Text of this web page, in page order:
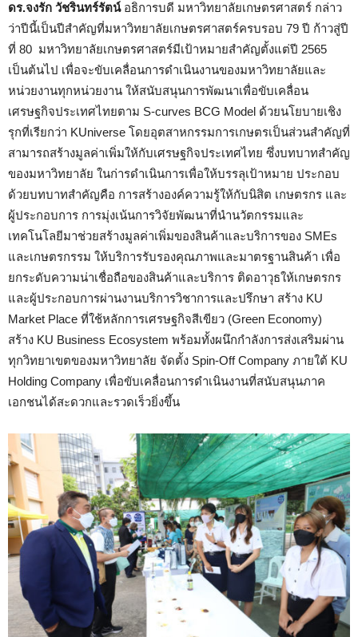
ดร.จงรัก วัชรินทร์รัตน์อธิการบดี มหาวิทยาลัยเกษตรศาสตร์ กล่าว
ว่าปีนี้เป็นปีสำคัญที่มหาวิทยาลัยเกษตรศาสตร์ครบรอบ 79 ปี ก้าวสู่ปี
ที่ 80 มหาวิทยาลัยเกษตรศาสตร์มีเป้าหมายสำคัญตั้งแต่ปี 2565
เป็นต้นไป เพื่อจะขับเคลื่อนการดำเนินงานของมหาวิทยาลัยและ
หน่วยงานทุกหน่วยงาน ให้สนับสนุนการพัฒนาเพื่อขับเคลื่อน
เศรษฐกิจประเทศไทยตาม S-curves BCG Model ด้วยนโยบายเชิง
รุกที่เรียกว่า KUniverse โดยอุตสาหกรรมการเกษตรเป็นส่วนสำคัญที่
สามารถสร้างมูลค่าเพิ่มให้กับเศรษฐกิจประเทศไทย ซึ่งบทบาทสำคัญ
ของมหาวิทยาลัย ในก่ารดำเนินการเพื่อให้บรรลุเป้าหมาย ประกอบ
ด้วยบทบาทสำคัญคือ การสร้างองค์ความรู้ให้กับนิสิต เกษตรกร และ
ผู้ประกอบการ การมุ่งเน้นการวิจัยพัฒนาที่นำนวัตกรรมและ
เทคโนโลยีมาช่วยสร้างมูลค่าเพิ่มของสินค้าและบริการของ SMEs
และเกษตรกรรม ให้บริการรับรองคุณภาพและมาตรฐานสินค้า เพื่อ
ยกระดับความน่าเชื่อถือของสินค้าและบริการ ติดอาวุธให้เกษตรกร
และผู้ประกอบการผ่านงานบริการวิชาการและปรึกษา สร้าง KU
Market Place ที่ใช้หลักการเศรษฐกิจสีเขียว (Green Economy)
สร้าง KU Business Ecosystem พร้อมทั้งผนึกกำลังการส่งเสริมผ่าน
ทุกวิทยาเขตของมหาวิทยาลัย จัดตั้ง Spin-Off Company ภายใต้ KU
Holding Company เพื่อขับเคลื่อนการดำเนินงานที่สนับสนุนภาค
เอกชนได้สะดวกและรวดเร็วยิ่งขึ้น